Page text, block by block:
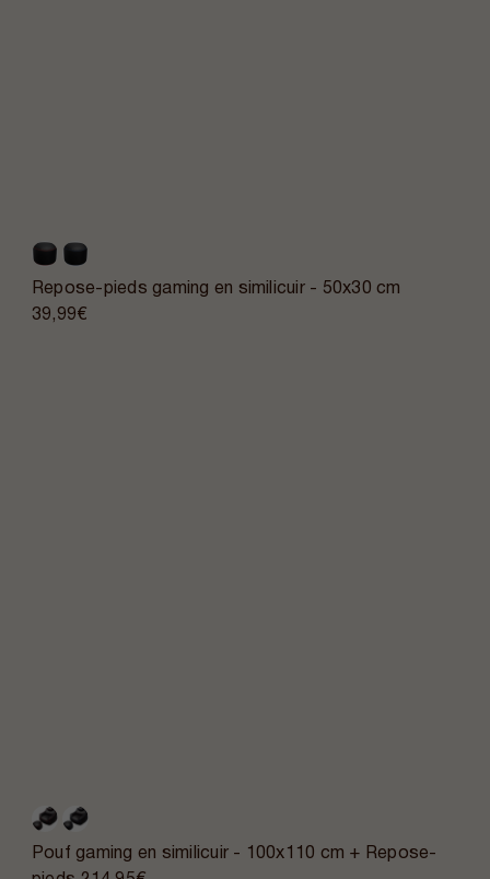
Repose-pieds gaming en similicuir - 50x30 cm
39,99€
Pouf gaming en similicuir - 100x110 cm + Repose-